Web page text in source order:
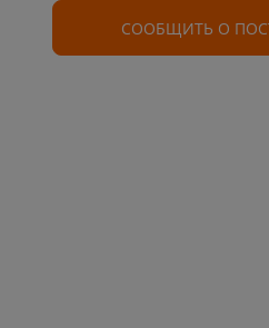
СООБЩИТЬ О